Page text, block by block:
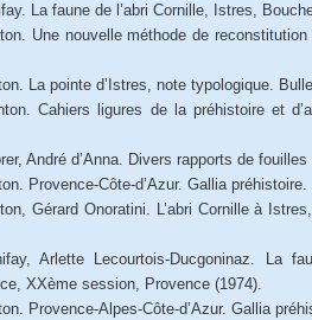
La faune de l’abri Cornille, Istres,
Une nouvelle méthode de
La pointe d’Istres, note typologique.
Cahiers ligures de la préhistoire et
André d’Anna. Divers rapports de
Provence-Côte-d’Azur. Gallia
Gérard Onoratini. L’abri Cornille à
Arlette Lecourtois-Ducgoninaz. La
XXème session, Provence (1974).
Provence-Alpes-Côte-d’Azur. Gallia